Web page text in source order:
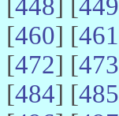
[448] [449
[460] [461
[472] [473
[484] [485